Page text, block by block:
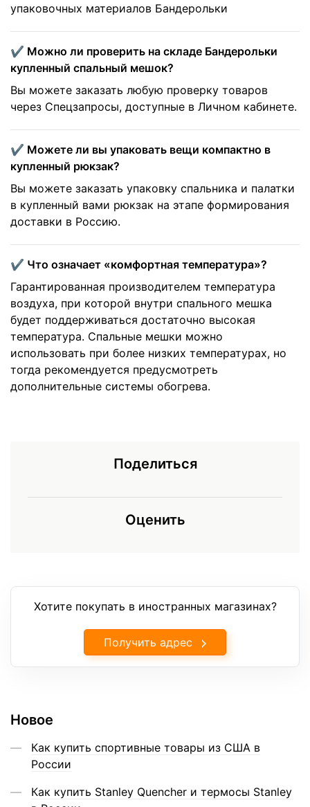
упаковочных материалов Бандерольки
✔️ Можно ли проверить на складе Бандерольки
купленный спальный мешок?
Вы можете заказать любую проверку товаров
через Спецзапросы, доступные в Личном кабинете.
✔️ Можете ли вы упаковать вещи компактно в
купленный рюкзак?
Вы можете заказать упаковку спальника и палатки
в купленный вами рюкзак на этапе формирования
доставки в Россию.
✔️ Что означает «комфортная температура»?
Гарантированная производителем температура
воздуха, при которой внутри спального мешка
будет поддерживаться достаточно высокая
температура. Спальные мешки можно
использовать при более низких температурах, но
тогда рекомендуется предусмотреть
дополнительные системы обогрева.
Поделиться
Оценить
Хотите покупать в иностранных магазинах?
Получить адрес
Новое
Как купить спортивные товары из США в
России
Как купить Stanley Quencher и термосы Stanley